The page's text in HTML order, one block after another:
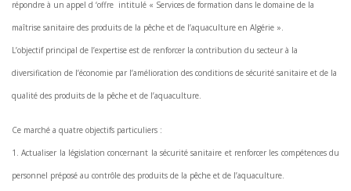
répondre à un appel d ‘offre intitulé « Services de formation dans le domaine de la
maîtrise sanitaire des produits de la pêche et de l’aquaculture en Algérie ».
L’objectif principal de l’expertise est de renforcer la contribution du secteur à la
diversification de l’économie par l’amélioration des conditions de sécurité sanitaire et de la
qualité des produits de la pêche et de l’aquaculture.
Ce marché a quatre objectifs particuliers :
1. Actualiser la législation concernant la sécurité sanitaire et renforcer les compétences du
personnel préposé au contrôle des produits de la pêche et de l’aquaculture.